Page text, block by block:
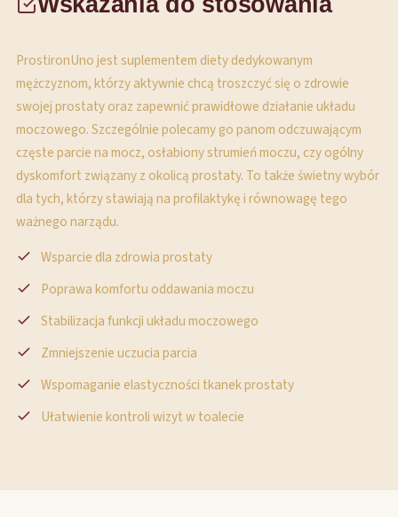
ProstironUno jest suplementem diety dedykowanym
mężczyznom, którzy aktywnie chcą troszczyć się o zdrowie
swojej prostaty oraz zapewnić prawidłowe działanie układu
moczowego. Szczególnie polecamy go panom odczuwającym
częste parcie na mocz, osłabiony strumień moczu, czy ogólny
dyskomfort związany z okolicą prostaty. To także świetny wybór
dla tych, którzy stawiają na profilaktykę i równowagę tego
ważnego narządu.
Wsparcie dla zdrowia prostaty
Poprawa komfortu oddawania moczu
Stabilizacja funkcji układu moczowego
Zmniejszenie uczucia parcia
Wspomaganie elastyczności tkanek prostaty
Ułatwienie kontroli wizyt w toalecie